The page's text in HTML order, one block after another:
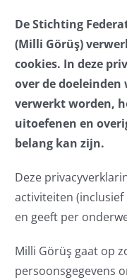
De Stichting
(Milli Görüş)
cookies. In deze
over de doeleinden
verwerkt worden,
uitoefenen en
belang kan zijn.
Deze
activiteiten
en geeft per
Milli Görüş gaat op
persoonsgegevens